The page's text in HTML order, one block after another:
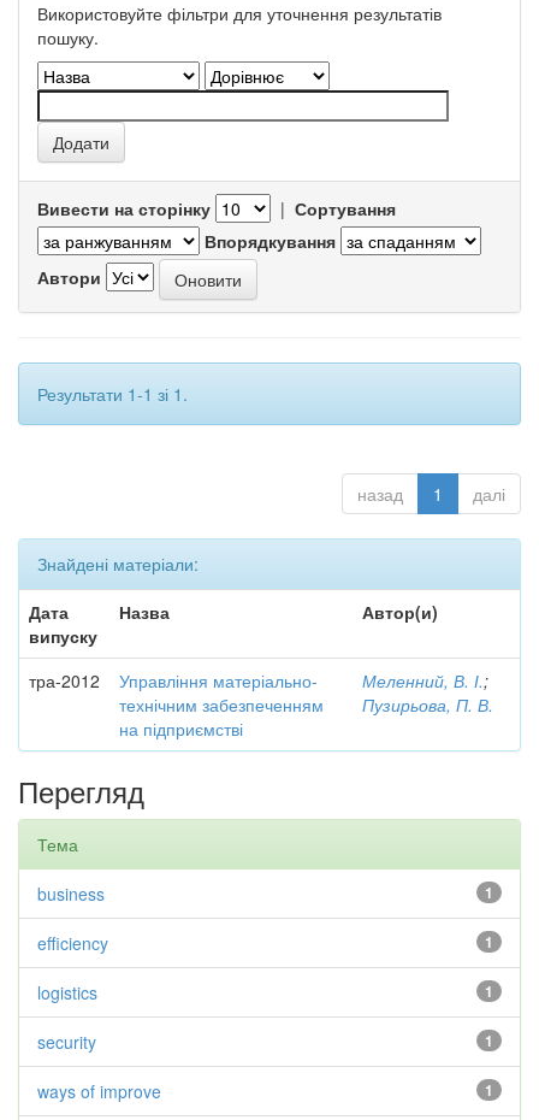
Використовуйте фільтри для уточнення результатів
пошуку.
Вивести на сторінку | Сортування
Впорядкування
Автори
Результати 1-1 зі 1.
назад 1 далі
Знайдені матеріали:
Дата
випуску
Назва Автор(и)
тра-2012
Управління матеріально-
технічним забезпеченням
на підприємстві
Меленний, В. І.;
Пузирьова, П. В.
Перегляд
Тема
1
business
1
efficiency
1
logistics
1
security
1
ways of improve